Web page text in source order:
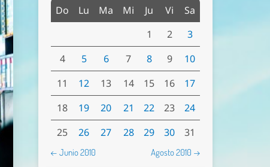
Do Lu Ma Mi Ju Vi
Sa
1
2
3
4
5 6 7 8 9
10
11
12 13 14 15 16
17
18
19 20 21 22 23
24
25
26 27 28 29 30 31
← Junio 2010 Agosto 2010 →